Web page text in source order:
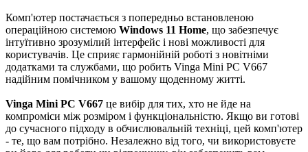
Комп'ютер постачається з попередньо встановленою
операційною системою Windows 11 Home, що забезпечує
інтуїтивно зрозумілий інтерфейс і нові можливості для
користувачів. Це сприяє гармонійній роботі з новітніми
додатками та службами, що робить Vinga Mini PC V667
надійним помічником у вашому щоденному житті.
Vinga Mini PC V667 це вибір для тих, хто не йде на
компроміси між розміром і функціональністю. Якщо ви готові
до сучасного підходу в обчислювальній техніці, цей комп'ютер
- те, що вам потрібно. Незалежно від того, чи використовуєте